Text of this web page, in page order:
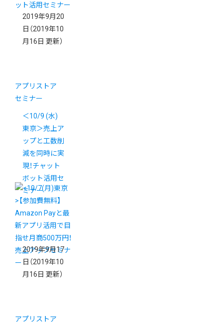
2019年9月20
日 （2019年10
月16日 更新）
アプリストア
セミナー
＜10/9 (水)
東京＞売上ア
ップと工数削
減を同時に実
現！チャット
ボット活用セ
ミナー
2019年9月17
日 （2019年10
月16日 更新）
アプリストア